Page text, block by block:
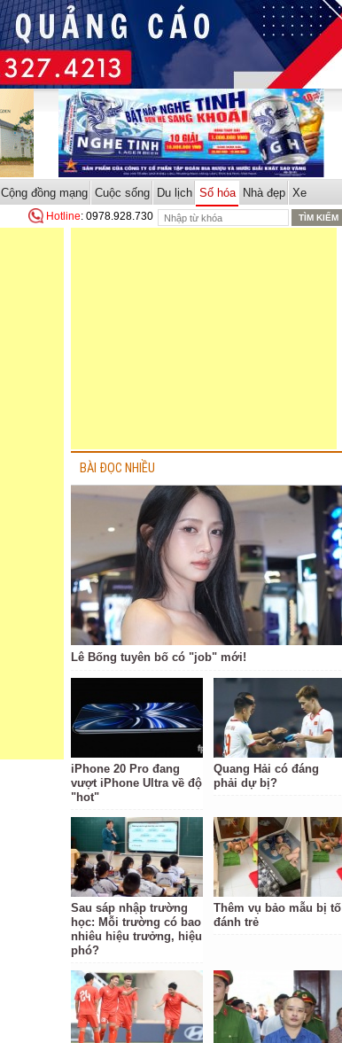
Cộng đồng mạng Cuộc sống Du lịch Số hóa Nhà đẹp Xe
Hotline: 0978.928.730
BÀI ĐỌC NHIỀU
Lê Bống tuyên bố có "job" mới!
iPhone 20 Pro đang
vượt iPhone Ultra về độ
"hot"
Quang Hải có đáng
phải dự bị?
Sau sáp nhập trường
học: Mỗi trường có bao
nhiêu hiệu trưởng, hiệu
phó?
Thêm vụ bảo mẫu bị tố
đánh trẻ